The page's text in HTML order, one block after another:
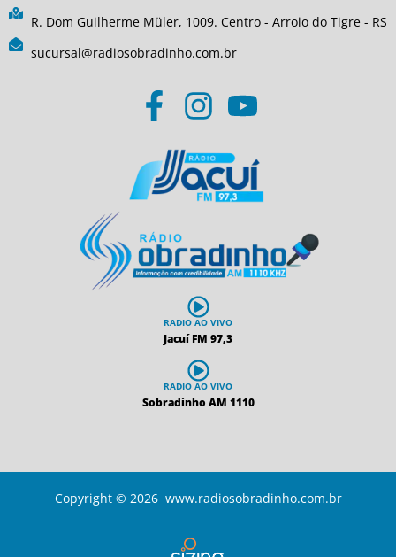
R. Dom Guilherme Müler, 1009. Centro - Arroio do Tigre - RS
sucursal@radiosobradinho.com.br
RADIO AO VIVO
Jacuí FM 97,3
RADIO AO VIVO
Sobradinho AM 1110
Copyright © 2026 www.radiosobradinho.com.br